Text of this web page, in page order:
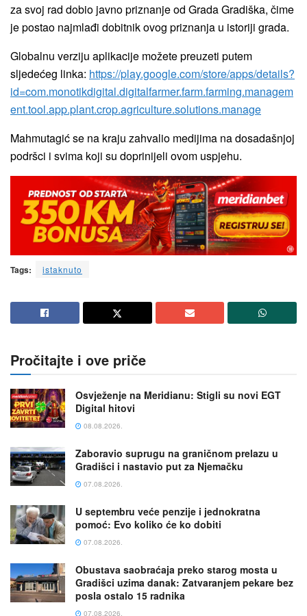
za svoj rad dobio javno priznanje od Grada Gradiška, čime
je postao najmlađi dobitnik ovog priznanja u istoriji grada.
Globalnu verziju aplikacije možete preuzeti putem
sljedećeg linka: https://play.google.com/store/apps/details?
id=com.monotikdigital.digitalfarmer.farm.farming.managem
ent.tool.app.plant.crop.agriculture.solutions.manage
Mahmutagić se na kraju zahvalio medijima na dosadašnjoj
podršci i svima koji su doprinijeli ovom uspjehu.
Tags: istaknuto
Pročitajte i ove priče
Osvježenje na Meridianu: Stigli su novi EGT
Digital hitovi
08.08.2026.
Zaboravio suprugu na graničnom prelazu u
Gradišci i nastavio put za Njemačku
07.08.2026.
U septembru veće penzije i jednokratna
pomoć: Evo koliko će ko dobiti
07.08.2026.
Obustava saobraćaja preko starog mosta u
Gradišci uzima danak: Zatvaranjem pekare bez
posla ostalo 15 radnika
07.08.2026.